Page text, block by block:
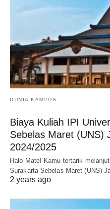
DUNIA KAMPUS
Biaya Kuliah IPI
Sebelas Maret (UNS)
2024/2025
Halo Mate! Kamu tertarik
Surakarta Sebelas Maret (UNS)
2 years ago